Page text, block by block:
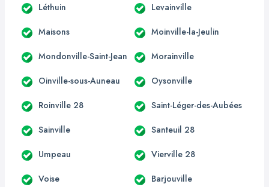
Léthuin Levainville
Maisons Moinville-la-Jeulin
Mondonville-Saint-Jean Morainville
Oinville-sous-Auneau Oysonville
Roinville 28 Saint-Léger-des-Aubées
Sainville Santeuil 28
Umpeau Vierville 28
Voise Barjouville